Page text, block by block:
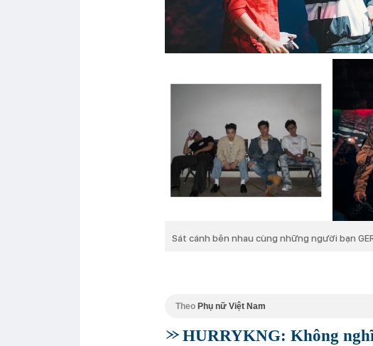
Sát cánh bên nhau cùng những người bạn
Theo Phụ nữ Việt Nam
HURRYKNG: Không